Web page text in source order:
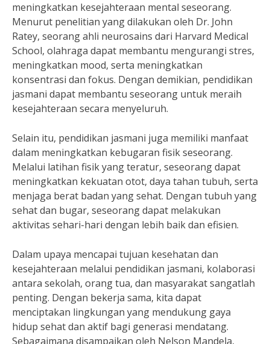
meningkatkan kesejahteraan mental seseorang.
Menurut penelitian yang dilakukan oleh Dr. John
Ratey, seorang ahli neurosains dari Harvard Medical
School, olahraga dapat membantu mengurangi stres,
meningkatkan mood, serta meningkatkan
konsentrasi dan fokus. Dengan demikian, pendidikan
jasmani dapat membantu seseorang untuk meraih
kesejahteraan secara menyeluruh.
Selain itu, pendidikan jasmani juga memiliki manfaat
dalam meningkatkan kebugaran fisik seseorang.
Melalui latihan fisik yang teratur, seseorang dapat
meningkatkan kekuatan otot, daya tahan tubuh, serta
menjaga berat badan yang sehat. Dengan tubuh yang
sehat dan bugar, seseorang dapat melakukan
aktivitas sehari-hari dengan lebih baik dan efisien.
Dalam upaya mencapai tujuan kesehatan dan
kesejahteraan melalui pendidikan jasmani, kolaborasi
antara sekolah, orang tua, dan masyarakat sangatlah
penting. Dengan bekerja sama, kita dapat
menciptakan lingkungan yang mendukung gaya
hidup sehat dan aktif bagi generasi mendatang.
Sebagaimana disampaikan oleh Nelson Mandela,